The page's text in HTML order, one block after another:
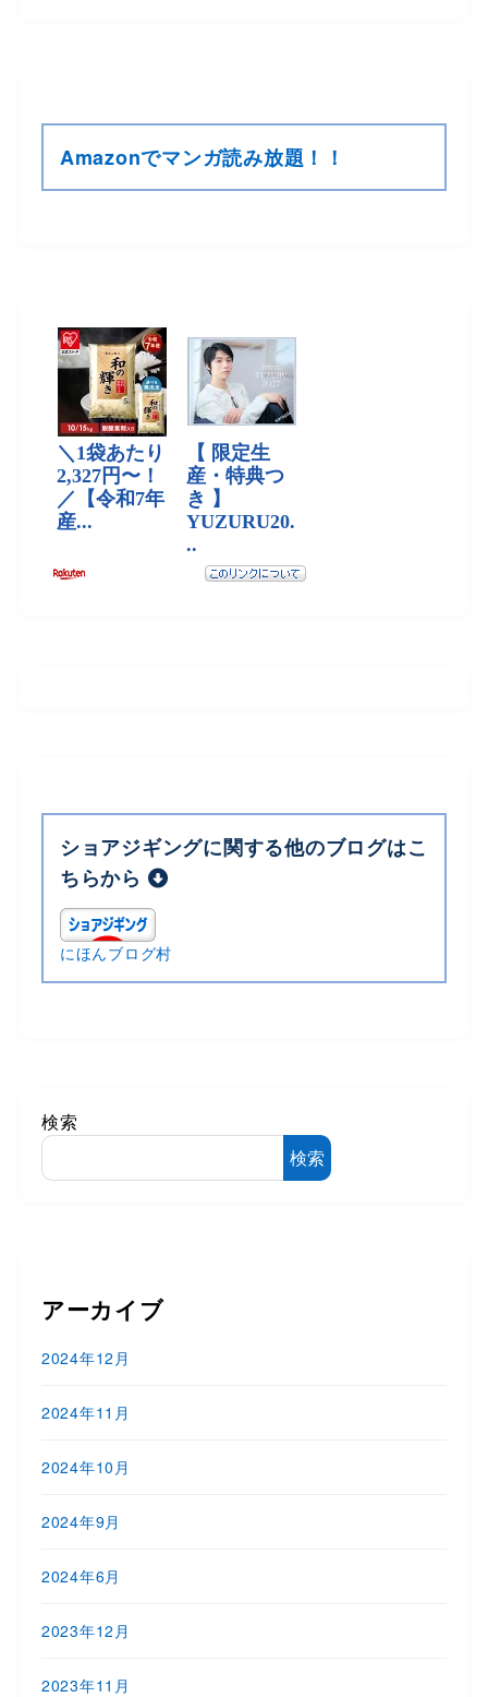
Amazonでマンガ読み放題！！
ショアジギングに関する他のブログはこ
ちらから
にほんブログ村
検索
検索
アーカイブ
2024年12月
2024年11月
2024年10月
2024年9月
2024年6月
2023年12月
2023年11月